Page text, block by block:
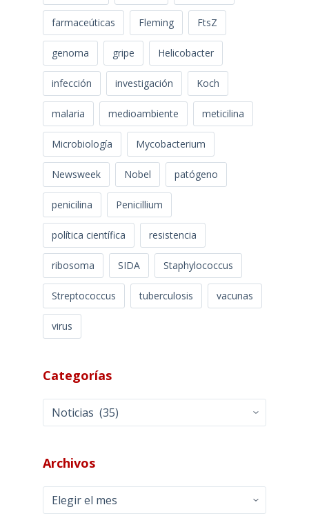
farmaceúticas Fleming FtsZ
genoma gripe Helicobacter
infección investigación Koch
malaria medioambiente meticilina
Microbiología Mycobacterium
Newsweek Nobel patógeno
penicilina Penicillium
política científica resistencia
ribosoma SIDA Staphylococcus
Streptococcus tuberculosis vacunas
virus
Categorías
Categorías
Archivos
Archivos